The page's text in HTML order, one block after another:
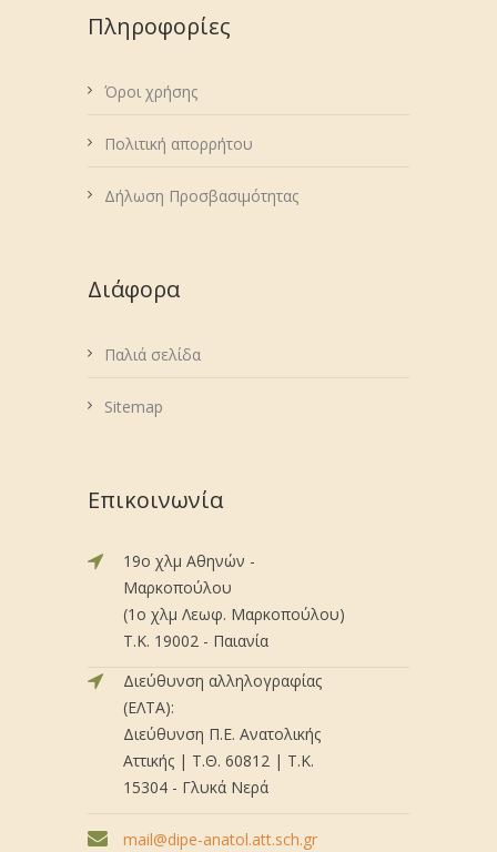
Πληροφορίες
Όροι χρήσης
Πολιτική απορρήτου
Δήλωση Προσβασιμότητας
Διάφορα
Παλιά σελίδα
Sitemap
Επικοινωνία
19ο χλμ Αθηνών -
Μαρκοπούλου
(1ο χλμ Λεωφ. Μαρκοπούλου)
Τ.Κ. 19002 - Παιανία
Διεύθυνση αλληλογραφίας
(ΕΛΤΑ):
Διεύθυνση Π.Ε. Ανατολικής
Αττικής | Τ.Θ. 60812 | Τ.Κ.
15304 - Γλυκά Νερά
mail@dipe-anatol.att.sch.gr